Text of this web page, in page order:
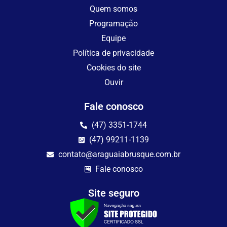
Quem somos
Programação
Equipe
Política de privacidade
Cookies do site
Ouvir
Fale conosco
(47) 3351-1744
(47) 99211-1139
contato@araguaiabrusque.com.br
Fale conosco
Site seguro